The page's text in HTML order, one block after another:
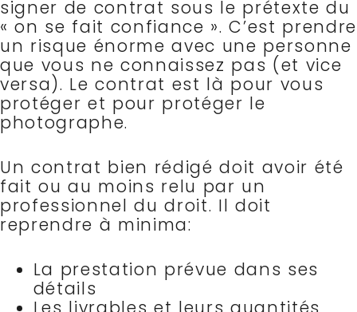
signer de contrat sous le prétexte du
« on se fait confiance ». C’est prendre
un risque énorme avec une personne
que vous ne connaissez pas (et vice
versa). Le contrat est là pour vous
protéger et pour protéger le
photographe.
Un contrat bien rédigé doit avoir été
fait ou au moins relu par un
professionnel du droit. Il doit
reprendre à minima:
La prestation prévue dans ses
détails